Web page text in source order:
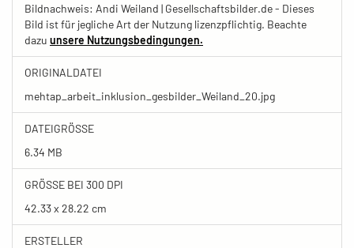
Bildnachweis: Andi Weiland | Gesellschaftsbilder.de - Dieses
Bild ist für jegliche Art der Nutzung lizenzpflichtig. Beachte
dazu unsere Nutzungsbedingungen.
ORIGINALDATEI
mehtap_arbeit_inklusion_gesbilder_Weiland_20.jpg
DATEIGRÖSSE
6.34 MB
GRÖSSE BEI 300 DPI
42.33 x 28.22 cm
ERSTELLER